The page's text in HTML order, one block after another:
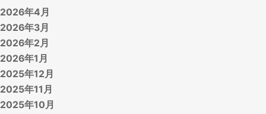
2026年4月
2026年3月
2026年2月
2026年1月
2025年12月
2025年11月
2025年10月